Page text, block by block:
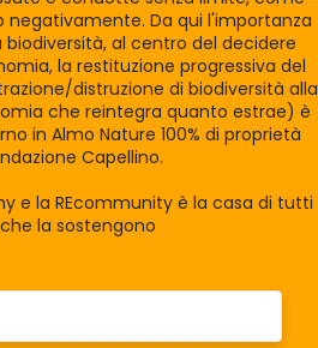
negativamente. Da qui l'importanza
al centro del decidere
la restituzione progressiva del
distruzione di biodiversità alla
che reintegra quanto estrae) è
in Almo Nature 100% di proprietà
Capellino.
e la REcommunity è la casa di tutti
la sostengono